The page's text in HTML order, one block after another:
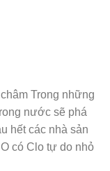
Trong những
nước sẽ phá
hết các nhà sản
có Clo tự do nhỏ